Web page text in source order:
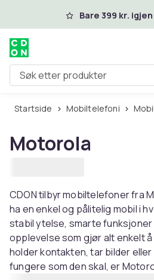
Hopp til hovedinnhold
Bare 399 kr.
Søk etter produkter
Startside Mobiltelefoni
Motorola
CDON tilbyr mobiltelefoner fra
ha en enkel og pålitelig mobil i
stabil ytelse, smarte funksjoner
opplevelse som gjør alt enkelt
holder kontakten, tar bilder eller
fungere som den skal, er